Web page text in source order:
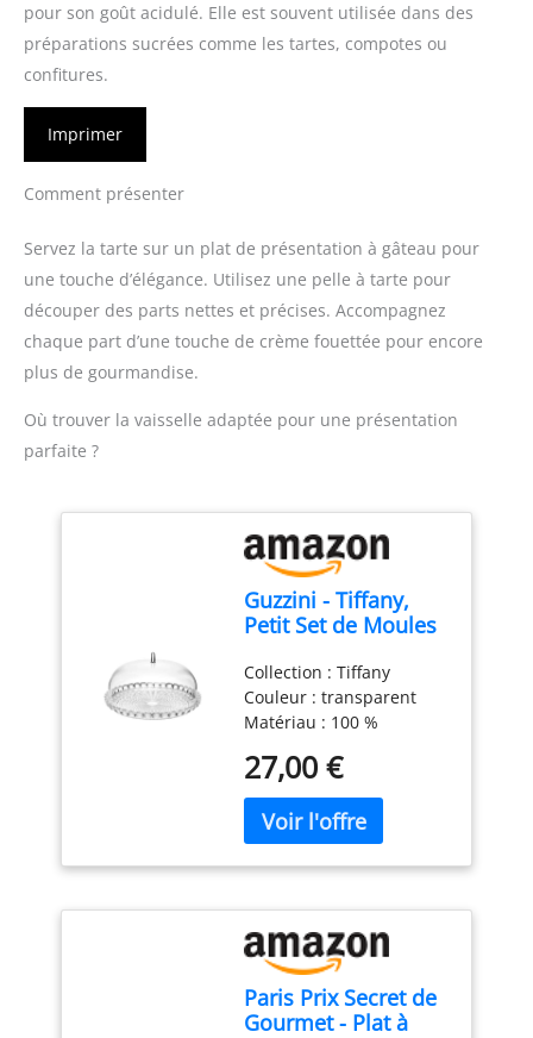
pour son goût acidulé. Elle est souvent utilisée dans des
préparations sucrées comme les tartes, compotes ou
confitures.
Imprimer
Comment présenter
Servez la tarte sur un plat de présentation à gâteau pour
une touche d’élégance. Utilisez une pelle à tarte pour
découper des parts nettes et précises. Accompagnez
chaque part d’une touche de crème fouettée pour encore
plus de gourmandise.
Où trouver la vaisselle adaptée pour une présentation
parfaite ?
Guzzini - Tiffany,
Petit Set de Moules
Transparent, Ø 30 x
h16 cm - 19950100
Collection : Tiffany
Couleur : transparent
Matériau : 100 %
Guzzini, fabriqué en
Italie depuis 1912 Poids
du colis: 1.02 kilograms
27,00 €
Paris Prix Secret de
Gourmet - Plat à